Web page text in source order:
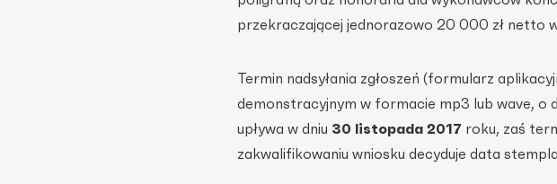
przekraczającej jednorazowo 20 000 zł netto
Termin nadsyłania zgłoszeń (formularz
demonstracyjnym w formacie mp3 lub wave, o
upływa w dniu 30 listopada 2017 roku, zaś
zakwalifikowaniu wniosku decyduje data